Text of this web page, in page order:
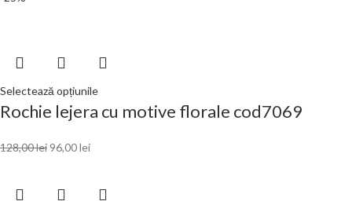
Selectează opțiunile
Rochie lejera cu motive florale cod7069
128,00lei 96,00lei